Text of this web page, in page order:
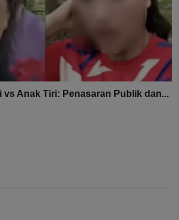
vs Anak Tiri: Penasaran Publik dan...